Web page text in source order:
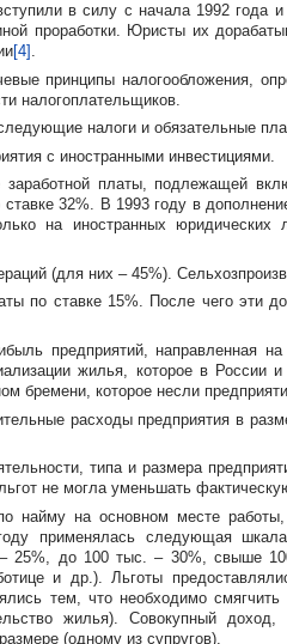
в силу с начала 1992 года и
проработки. Юристы их
[4] .
принципы налогообложения,
налогоплательщиков.
налоги и обязательные
с иностранными инвестициями.
платы, подлежащей
32%. В 1993 году в
на иностранных
(для них – 45%).
по ставке 15%. После чего эти
предприятий, направленная
жилья, которое в
бремени, которое несли
расходы предприятия в
типа и размера
не могла уменьшать
найму на основном месте
применялась следующая
до 100 тыс. – 30%, свыше
и др.). Льготы
тем, что необходимо
жилья). Совокупный
(одному из супругов).